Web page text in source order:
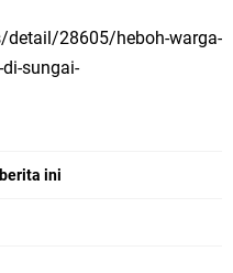
28605/heboh-warga-
sungai-
ini